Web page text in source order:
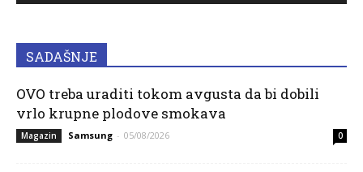
SADAŠNJE
OVO treba uraditi tokom avgusta da bi dobili
vrlo krupne plodove smokava
Magazin Samsung - 05/08/2026 0